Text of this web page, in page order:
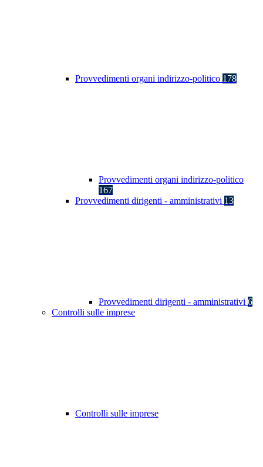
Provvedimenti organi indirizzo-politico 178
Provvedimenti organi indirizzo-politico
167
Provvedimenti dirigenti - amministrativi 13
Provvedimenti dirigenti - amministrativi 6
Controlli sulle imprese
Controlli sulle imprese